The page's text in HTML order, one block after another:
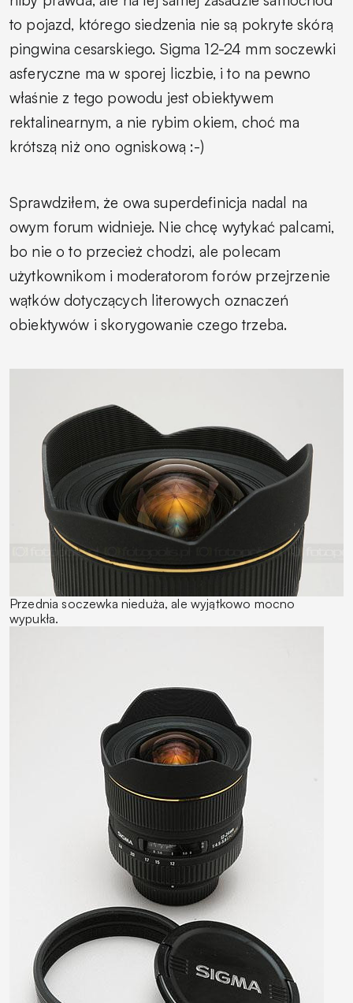
to pojazd, którego siedzenia nie są pokryte skórą
pingwina cesarskiego. Sigma 12-24 mm soczewki
asferyczne ma w sporej liczbie, i to na pewno
właśnie z tego powodu jest obiektywem
rektalinearnym, a nie rybim okiem, choć ma
krótszą niż ono ogniskową :-)
Sprawdziłem, że owa superdefinicja nadal na
owym forum widnieje. Nie chcę wytykać palcami,
bo nie o to przecież chodzi, ale polecam
użytkownikom i moderatorom forów przejrzenie
wątków dotyczących literowych oznaczeń
obiektywów i skorygowanie czego trzeba.
Przednia soczewka nieduża, ale wyjątkowo mocno
wypukła.